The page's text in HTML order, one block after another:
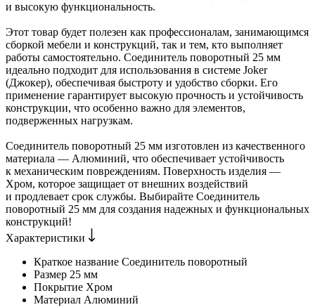
и высокую функциональность.
Этот товар будет полезен как профессионалам, занимающимся
сборкой мебели и конструкций, так и тем, кто выполняет
работы самостоятельно. Соединитель поворотный 25 мм
идеально подходит для использования в системе Joker
(Джокер), обеспечивая быстроту и удобство сборки. Его
применение гарантирует высокую прочность и устойчивость
конструкции, что особенно важно для элементов,
подверженных нагрузкам.
Соединитель поворотный 25 мм изготовлен из качественного
материала — Алюминий, что обеспечивает устойчивость
к механическим повреждениям. Поверхность изделия —
Хром, которое защищает от внешних воздействий
и продлевает срок службы. Выбирайте Соединитель
поворотный 25 мм для создания надежных и функциональных
конструкций!
Характеристики
Краткое название Соединитель поворотный
Размер 25 мм
Покрытие Хром
Материал Алюминий